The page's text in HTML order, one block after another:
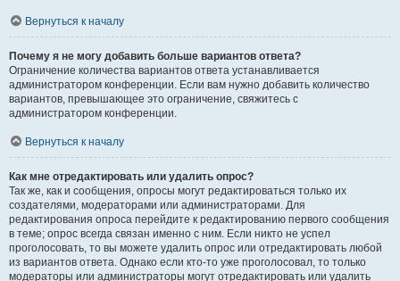
Вернуться к началу
Почему я не могу добавить больше вариантов ответа?
Ограничение количества вариантов ответа устанавливается
администратором конференции. Если вам нужно добавить количество
вариантов, превышающее это ограничение, свяжитесь с
администратором конференции.
Вернуться к началу
Как мне отредактировать или удалить опрос?
Так же, как и сообщения, опросы могут редактироваться только их
создателями, модераторами или администраторами. Для
редактирования опроса перейдите к редактированию первого сообщения
в теме; опрос всегда связан именно с ним. Если никто не успел
проголосовать, то вы можете удалить опрос или отредактировать любой
из вариантов ответа. Однако если кто-то уже проголосовал, то только
модераторы или администраторы могут отредактировать или удалить